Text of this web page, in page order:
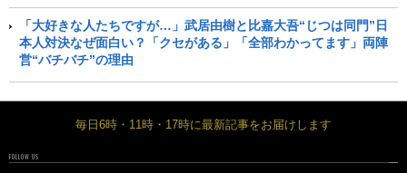
「大好きな人たちですが…」武居由樹と比嘉大吾“じつは同門”日
本人対決なぜ面白い？「クセがある」「全部わかってます」両陣
営“バチバチ”の理由
毎日6時・11時・17時に最新記事をお届けします
FOLLOW US